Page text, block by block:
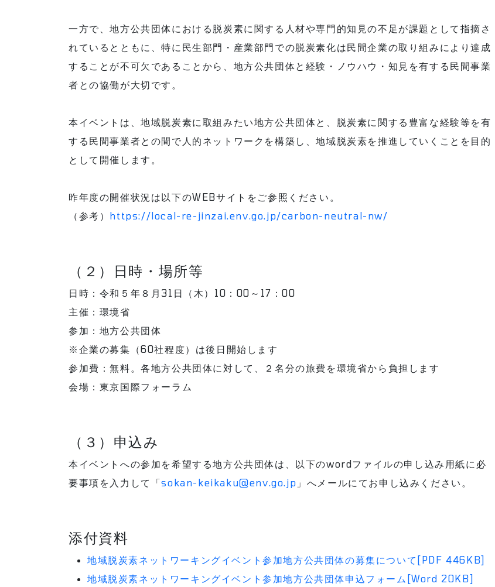
一方で、地方公共団体における脱炭素に関する人材や専門的知見の不足が課題として指摘さ
れているとともに、特に民生部門・産業部門での脱炭素化は民間企業の取り組みにより達成
することが不可欠であることから、地方公共団体と経験・ノウハウ・知見を有する民間事業
者との協働が大切です。
本イベントは、地域脱炭素に取組みたい地方公共団体と、脱炭素に関する豊富な経験等を有
する民間事業者との間で人的ネットワークを構築し、地域脱炭素を推進していくことを目的
として開催します。
昨年度の開催状況は以下のWEBサイトをご参照ください。
（参考） https://local-re-jinzai.env.go.jp/carbon-neutral-nw/
（２）日時・場所等
日時：令和５年８月31日（木）10：00～17：00
主催：環境省
参加：地方公共団体
※企業の募集（60社程度）は後日開始します
参加費：無料。各地方公共団体に対して、２名分の旅費を環境省から負担します
会場：東京国際フォーラム
（３）申込み
本イベントへの参加を希望する地方公共団体は、以下のwordファイルの申し込み用紙に必
要事項を入力して「sokan-keikaku@env.go.jp 」へメールにてお申し込みください。
添付資料
地域脱炭素ネットワーキングイベント参加地方公共団体の募集について[PDF 446KB]
地域脱炭素ネットワーキングイベント参加地方公共団体申込フォーム[Word 20KB]